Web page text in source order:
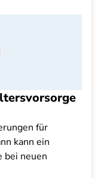
für
kann ein
bei neuen